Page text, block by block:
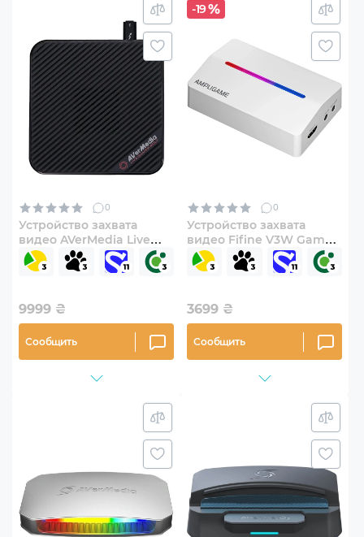
0
Устройство захвата
видео AVerMedia Live
Gamer Bolt GC555 Black
(61GC555000A9)
9999 ₴
Сообщить
-19
0
Устройство захвата
видео Fifine V3W Game
collection card
3699 ₴
Сообщить